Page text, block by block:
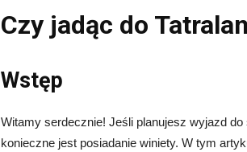
Czy jadąc do
Wstęp
Witamy serdecznie! Jeśli planujesz wyjazd
konieczne jest posiadanie winiety. W tym